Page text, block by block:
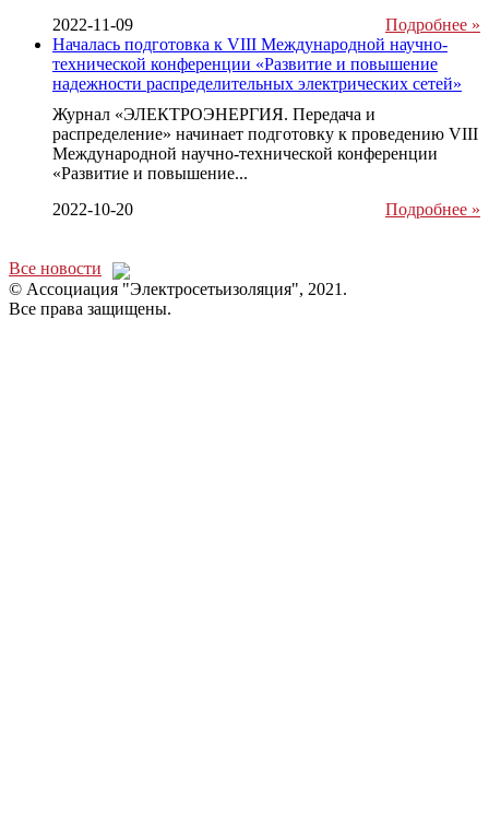
2022-11-09
Подробнее »
Началась подготовка к VIII Международной научно-
технической конференции «Развитие и повышение
надежности распределительных электрических сетей»
Журнал «ЭЛЕКТРОЭНЕРГИЯ. Передача и
распределение» начинает подготовку к проведению VIII
Международной научно-технической конференции
«Развитие и повышение...
2022-10-20
Подробнее »
Все новости
© Ассоциация "Электросетьизоляция", 2021.
Все права защищены.